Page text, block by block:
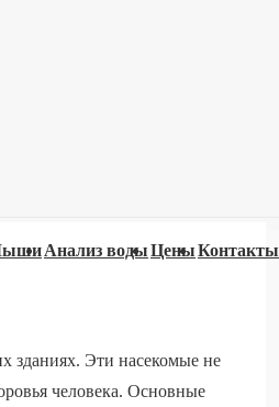
Анализ водыЦеныКонтакты
зданиях. Эти насекомые не
человека. Основные